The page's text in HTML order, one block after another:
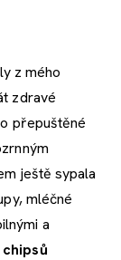
z mého
zdravé
přepuštěné
ještě sypala
mléčné
a